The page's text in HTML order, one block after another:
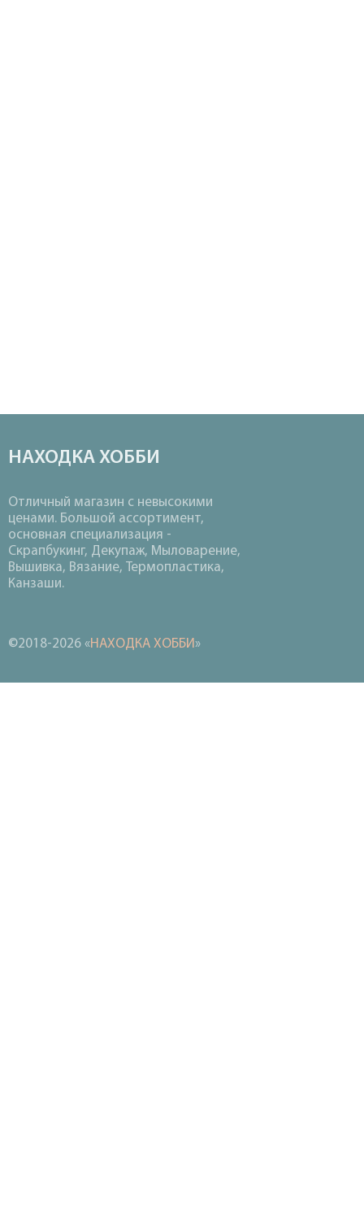
НАХОДКА ХОББИ
Отличный магазин с невысокими
ценами. Большой ассортимент,
основная специализация -
Скрапбукинг, Декупаж, Мыловарение,
Вышивка, Вязание, Термопластика,
Канзаши.
©2018-2026 «НАХОДКА ХОББИ»